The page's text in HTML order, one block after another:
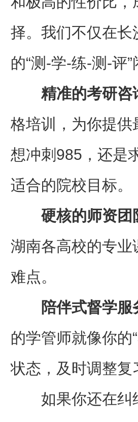
择。我们不仅在
的“测-学-练-测-评”
精准的考研咨
格培训，为你提供
想冲刺985，还是
适合的院校目标。
硬核的师资团
湖南各高校的专
难点。
陪伴式督学服
的学管师就像你的
状态，及时调整复
如果你还在纠